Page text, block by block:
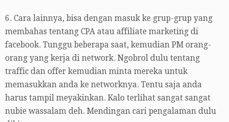
6. Cara lainnya, bisa dengan masuk ke grup-grup yang
membahas tentang CPA atau affiliate marketing di
facebook. Tunggu beberapa saat, kemudian PM orang-
orang yang kerja di network. Ngobrol dulu tentang
traffic dan offer kemudian minta mereka untuk
memasukkan anda ke networknya. Tentu saja anda
harus tampil meyakinkan. Kalo terlihat sangat sangat
nubie wassalam deh. Mendingan cari pengalaman dulu